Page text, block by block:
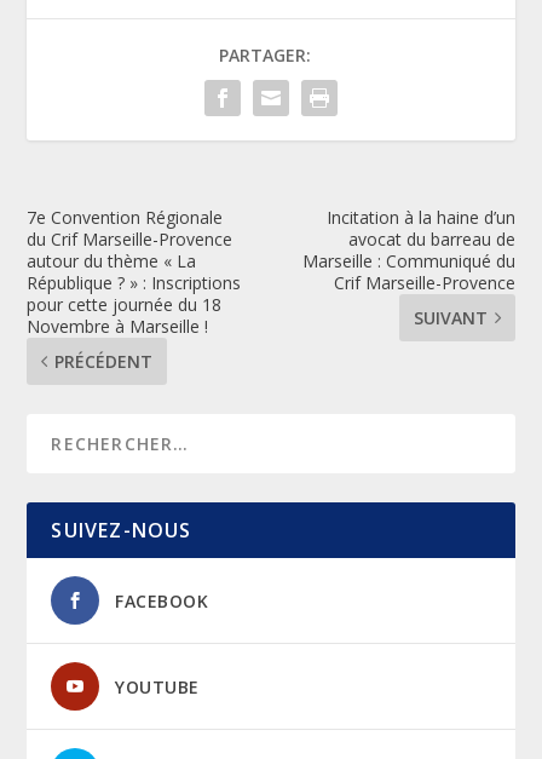
PARTAGER:
7e Convention Régionale
du Crif Marseille-Provence
autour du thème « La
République ? » : Inscriptions
pour cette journée du 18
Novembre à Marseille !
PRÉCÉDENT
Incitation à la haine d’un
avocat du barreau de
Marseille : Communiqué du
Crif Marseille-Provence
SUIVANT
SUIVEZ-NOUS
FACEBOOK
YOUTUBE